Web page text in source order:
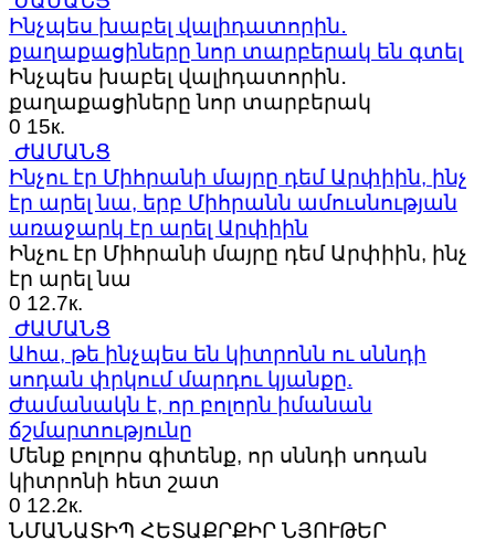
Ինչպես խաբել վալիդատորին․
քաղաքացիները նոր տարբերակ են գտել
Ինչպես խաբել վալիդատորին․
քաղաքացիները նոր տարբերակ
0 15к.
ԺԱՄԱՆՑ
Ինչու էր Միհրանի մայրը դեմ Արփիին, ինչ
էր արել նա, երբ Միհրանն ամուսնության
առաջարկ էր արել Արփիին
Ինչու էր Միհրանի մայրը դեմ Արփիին, ինչ
էր արել նա
0 12.7к.
ԺԱՄԱՆՑ
Ահա, թե ինչպես են կիտրոնն ու սննդի
սոդան փրկում մարդու կյանքը.
Ժամանակն է, որ բոլորն իմանան
ճշմարտությունը
Մենք բոլորս գիտենք, որ սննդի սոդան
կիտրոնի հետ շատ
0 12.2к.
ՆՄԱՆԱՏԻՊ ՀԵՏԱՔՐՔԻՐ ՆՅՈՒԹԵՐ